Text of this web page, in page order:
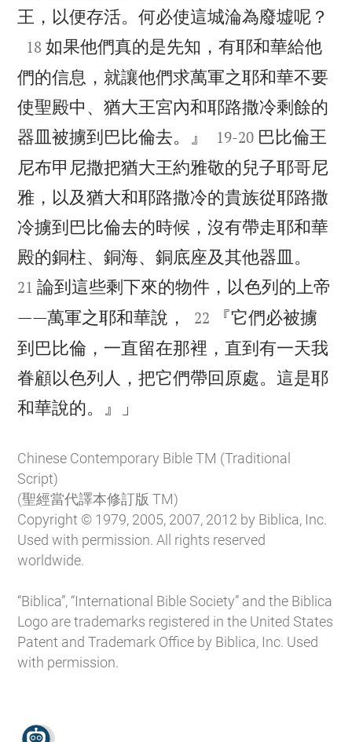
王，以便存活。何必使這城淪為廢墟呢？

18 如果他們真的是先知，有耶和華給他
們的信息，就讓他們求萬軍之耶和華不要
使聖殿中、猶大王宮內和耶路撒冷剩餘的
器皿被擄到巴比倫去。』


19-20 巴比倫王
尼布甲尼撒把猶大王約雅敬的兒子耶哥尼
雅，以及猶大和耶路撒冷的貴族從耶路撒
冷擄到巴比倫去的時候，沒有帶走耶和華
殿的銅柱、銅海、銅底座及其他器皿。
21 論到這些剩下來的物件，以色列的上帝
——萬軍之耶和華說，


22
『它們必被擄
到巴比倫，一直留在那裡，直到有一天我
眷顧以色列人，把它們帶回原處。這是耶
和華說的。』」
Chinese Contemporary Bible TM (Traditional
Script)
(聖經當代譯本修訂版 TM)
Copyright © 1979, 2005, 2007, 2012 by Biblica, Inc.
Used with permission. All rights reserved
worldwide.
“Biblica”, “International Bible Society” and the Biblica
Logo are trademarks registered in the United States
Patent and Trademark Office by Biblica, Inc. Used
with permission.